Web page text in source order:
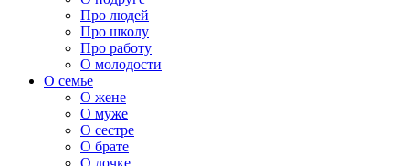
Про людей
Про школу
Про работу
О молодости
О семье
О жене
О муже
О сестре
О брате
О дочке